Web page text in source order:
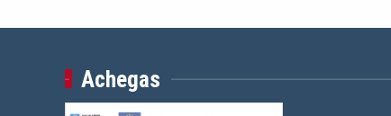
Achegas